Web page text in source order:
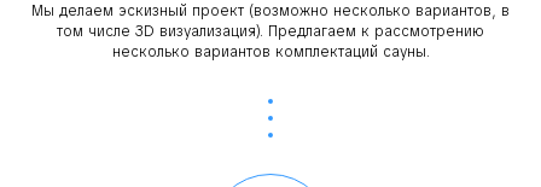
Мы делаем эскизный проект (возможно несколько вариантов, в
том числе 3D визуализация). Предлагаем к рассмотрению
несколько вариантов комплектаций сауны.